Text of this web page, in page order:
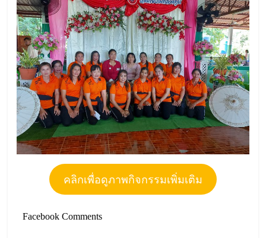
คลิกเพื่อดูภาพกิจกรรมเพิ่มเติม
Facebook Comments